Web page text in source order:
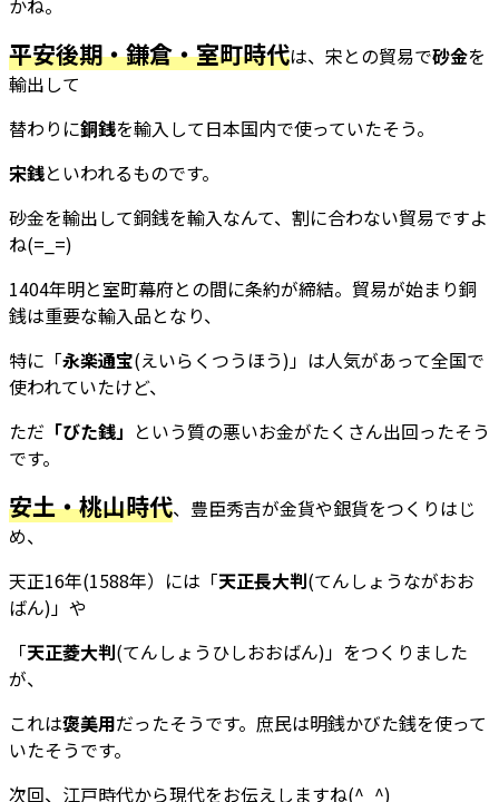
かね。
平安後期・鎌倉・室町時代は、宋との貿易で砂金を
輸出して
替わりに銅銭を輸入して日本国内で使っていたそう。
宋銭といわれるものです。
砂金を輸出して銅銭を輸入なんて、割に合わない貿易ですよ
ね(=_=)
1404年明と室町幕府との間に条約が締結。貿易が始まり銅
銭は重要な輸入品となり、
特に「永楽通宝(えいらくつうほう)」は人気があって全国で
使われていたけど、
ただ 「びた銭」 という質の悪いお金がたくさん出回ったそう
です。
安土・桃山時代、豊臣秀吉が金貨や銀貨をつくりはじ
め、
天正16年(1588年）には「天正長大判(てんしょうながおお
ばん)」や
「天正菱大判(てんしょうひしおおばん)」をつくりました
が、
これは褒美用だったそうです。庶民は明銭かびた銭を使って
いたそうです。
次回、江戸時代から現代をお伝えしますね(^_^)